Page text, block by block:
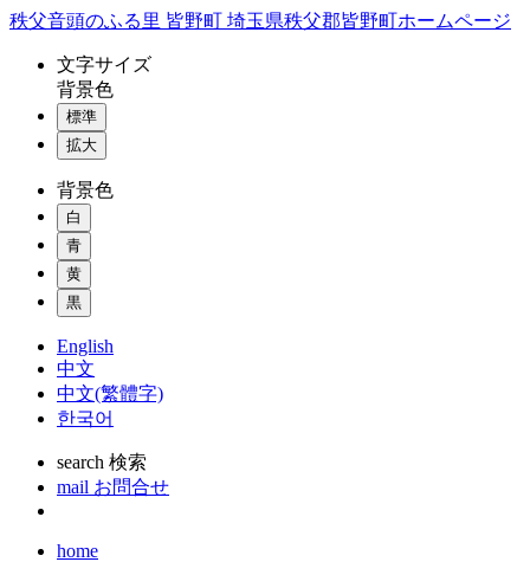
コ
秩父音頭のふる里 皆野町 埼玉県秩父郡皆野町ホームページ
文字サイズ
背景色
標準
拡大
背景色
白
青
黄
黒
English
中文
中文(繁體字)
한국어
search 検索
mail お問合せ
home